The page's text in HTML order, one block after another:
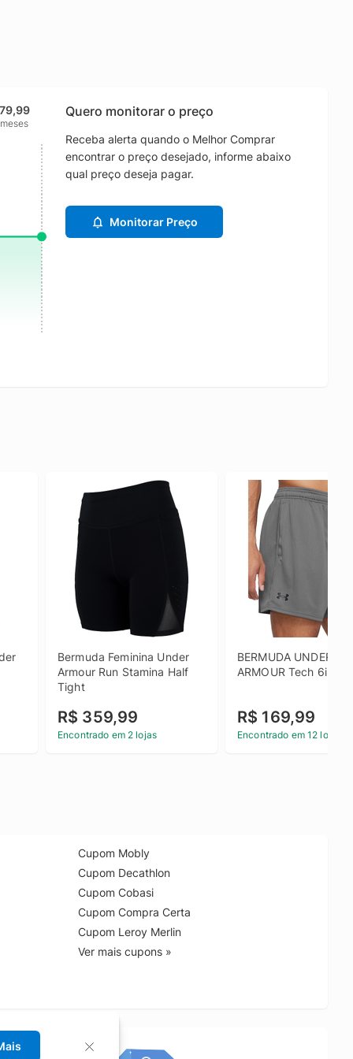
Quero monitorar o preço
Receba alerta quando o Melhor Comprar
encontrar o preço desejado, informe abaixo
qual preço deseja pagar.
Monitorar Preço
Bermuda Feminina Under
Armour Run Stamina Half
Tight
R$ 359,99
Encontrado em 2 lojas
BERMUDA UNDER
ARMOUR Tech 6in Me
R$ 169,99
Encontrado em 12 lojas
Cupom Mobly
Cupom Decathlon
Cupom Cobasi
Cupom Compra Certa
Cupom Leroy Merlin
Ver mais cupons »